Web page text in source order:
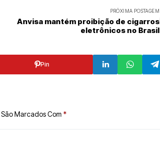
PRÓXIMA POSTAGEM
Anvisa mantém proibição de cigarros
eletrônicos no Brasil
Pin
Marcados Com *